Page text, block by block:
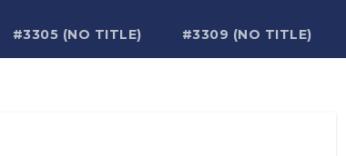
#3305 (NO TITLE) #3309 (NO TITLE)